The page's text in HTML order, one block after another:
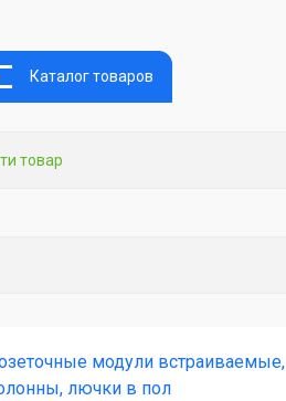
Каталог товаров
модули встраиваемые,
лючки в пол